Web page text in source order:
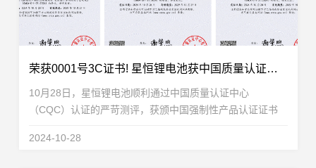
荣获0001号3C证书! 星恒锂电池获中国质量认证中心CQC权威认证
10月28日，星恒锂电池顺利通过中国质量认证中心
（CQC）认证的严苛测评，获颁中国强制性产品认证证书
龙头，星恒电源在行业合规化变革之际，率先完成国...
2024-10-28